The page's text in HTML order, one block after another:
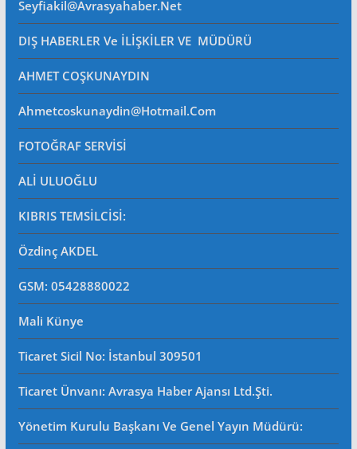
Seyfiakil@avrasyahaber.net
DIŞ HABERLER Ve İLİŞKİLER VE MÜDÜRÜ
AHMET COŞKUNAYDIN
Ahmetcoskunaydin@hotmail.com
FOTOĞRAF SERVİSİ
ALİ ULUOĞLU
KIBRIS TEMSİLCİSİ:
Özdinç AKDEL
GSM: 05428880022
Mali Künye
Ticaret Sicil No: İstanbul 309501
Ticaret Ünvanı: Avrasya Haber Ajansı Ltd.Şti.
Yönetim Kurulu Başkanı Ve Genel Yayın Müdürü: